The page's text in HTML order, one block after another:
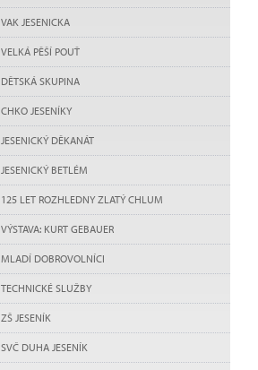
VAK JESENICKA
VELKÁ PĚŠÍ POUŤ
DĚTSKÁ SKUPINA
CHKO JESENÍKY
JESENICKÝ DĚKANÁT
JESENICKÝ BETLÉM
125 LET ROZHLEDNY ZLATÝ CHLUM
VÝSTAVA: KURT GEBAUER
MLADÍ DOBROVOLNÍCI
TECHNICKÉ SLUŽBY
ZŠ JESENÍK
SVČ DUHA JESENÍK